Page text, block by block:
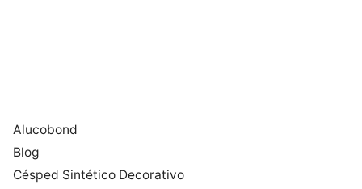
Alucobond
Blog
Césped Sintético Decorativo